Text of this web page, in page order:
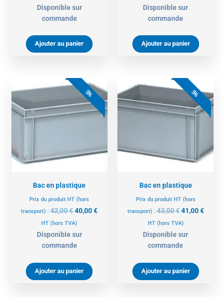
Disponible sur
commande
Ajouter au panier
Disponible sur
commande
Ajouter au panier
5%
Bac en plastique
Prix du produit HT (hors
transport) :42,00€
Le
prix
initial
était :
40,00€
prix
actuel
est :
HT (hors TVA)
Disponible sur
commande
Ajouter au panier
5%
Bac en plastique
Prix du produit HT (hors
transport) :43,00€
Le
prix
initial
était :
41,00€
prix
actuel
est :
HT (hors TVA)
Disponible sur
commande
Ajouter au panier